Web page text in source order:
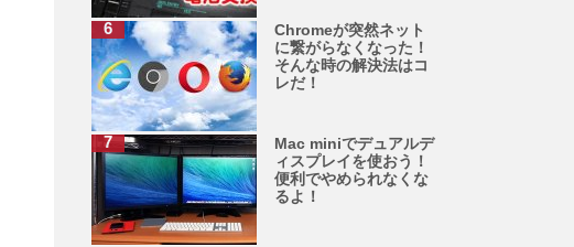
Chromeが突然ネット
に繋がらなくなった！
そんな時の解決法はコ
レだ！
Mac miniでデュアルデ
ィスプレイを使おう！
便利でやめられなくな
るよ！